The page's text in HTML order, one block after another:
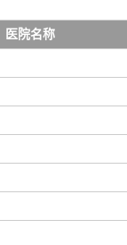
医院名称